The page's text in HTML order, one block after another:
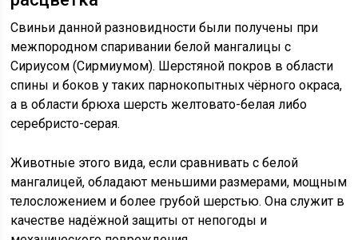
Свиньи данной разновидности были получены при
межпородном спаривании белой мангалицы с
Сириусом (Сирмиумом). Шерстяной покров в области
спины и боков у таких парнокопытных чёрного окраса,
а в области брюха шерсть желтовато-белая либо
серебристо-серая.
Животные этого вида, если сравнивать с белой
мангалицей, обладают меньшими размерами, мощным
телосложением и более грубой шерстью. Она служит в
качестве надёжной защиты от непогоды и